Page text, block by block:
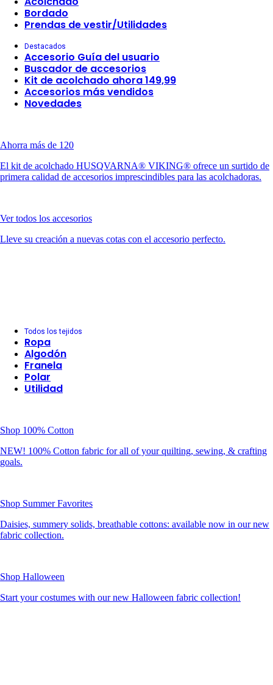
Bordado
Prendas de vestir/Utilidades
Destacados
Accesorio Guía del usuario
Buscador de accesorios
Kit de acolchado ahora 149,99
Accesorios más vendidos
Novedades
Ahorra más de 120
El kit de acolchado HUSQVARNA® VIKING® ofrece un surtido de
primera calidad de accesorios imprescindibles para las acolchadoras.
Ver todos los accesorios
Lleve su creación a nuevas cotas con el accesorio perfecto.
Todos los tejidos
Ropa
Algodón
Franela
Polar
Utilidad
Shop 100% Cotton
NEW! 100% Cotton fabric for all of your quilting, sewing, & crafting
goals.
Shop Summer Favorites
Daisies, summery solids, breathable cottons: available now in our new
fabric collection.
Shop Halloween
Start your costumes with our new Halloween fabric collection!